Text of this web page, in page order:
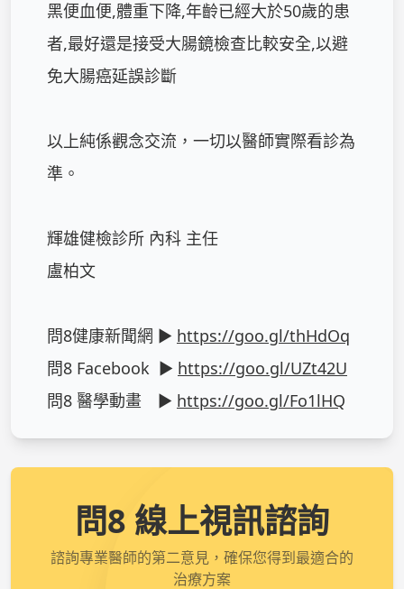
黑便血便,體重下降,年齡已經大於50歲的患
者,最好還是接受大腸鏡檢查比較安全,以避
免大腸癌延誤診斷
以上純係觀念交流，一切以醫師實際看診為
準。
輝雄健檢診所 內科 主任
盧柏文
問8健康新聞網 ► https://goo.gl/thHdOq
問8 Facebook  ► https://goo.gl/UZt42U
問8 醫學動畫　► https://goo.gl/Fo1lHQ
問8 線上視訊諮詢
諮詢專業醫師的第二意見，確保您得到最適合的
治療方案